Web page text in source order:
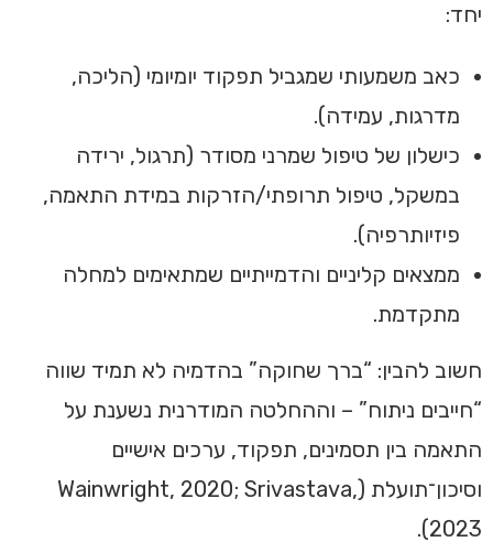
יחד:
כאב משמעותי שמגביל תפקוד יומיומי (הליכה,
מדרגות, עמידה).
כישלון של טיפול שמרני מסודר (תרגול, ירידה
במשקל, טיפול תרופתי/הזרקות במידת התאמה,
פיזיותרפיה).
ממצאים קליניים והדמייתיים שמתאימים למחלה
מתקדמת.
חשוב להבין: “ברך שחוקה” בהדמיה לא תמיד שווה
“חייבים ניתוח” – וההחלטה המודרנית נשענת על
התאמה בין תסמינים, תפקוד, ערכים אישיים
וסיכון־תועלת (Wainwright, 2020; Srivastava,
2023).